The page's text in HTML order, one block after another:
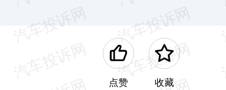
点赞 收藏